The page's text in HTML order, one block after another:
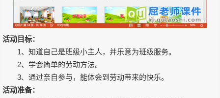
活动目标：
1、知道自己是班级小主人，并乐意为班级服务。
2、学会简单的劳动方法。
3、通过亲自参与，能体会到劳动带来的快乐。
活动准备：